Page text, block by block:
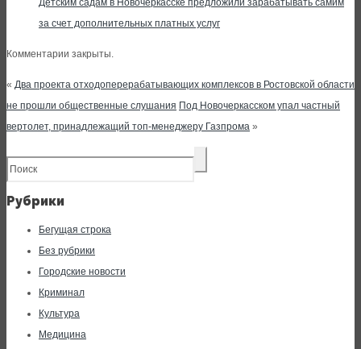
Детским садам в Новочеркасске предложили зарабатывать самим
за счет дополнительных платных услуг
Комментарии закрыты.
« Два проекта отходоперерабатывающих комплексов в Ростовской области
не прошли общественные слушания Под Новочеркасском упал частный
вертолет, принадлежащий топ-менеджеру Газпрома »
Рубрики
Бегущая строка
Без рубрики
Городские новости
Криминал
Культура
Медицина